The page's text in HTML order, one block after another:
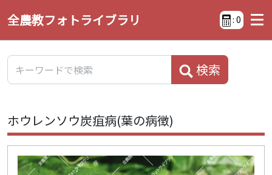
全農教フォトライブラリ : 0
検索
ホウレンソウ炭疽病(葉の病徴)